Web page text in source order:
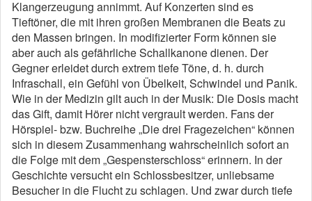
Klangerzeugung annimmt. Auf Konzerten sind es
Tieftöner, die mit ihren großen Membranen die Beats zu
den Massen bringen. In modifizierter Form können sie
aber auch als gefährliche Schallkanone dienen. Der
Gegner erleidet durch extrem tiefe Töne, d. h. durch
Infraschall, ein Gefühl von Übelkeit, Schwindel und Panik.
Wie in der Medizin gilt auch in der Musik: Die Dosis macht
das Gift, damit Hörer nicht vergrault werden. Fans der
Hörspiel- bzw. Buchreihe „Die drei Fragezeichen“ können
sich in diesem Zusammenhang wahrscheinlich sofort an
die Folge mit dem „Gespensterschloss“ erinnern. In der
Geschichte versucht ein Schlossbesitzer, unliebsame
Besucher in die Flucht zu schlagen. Und zwar durch tiefe